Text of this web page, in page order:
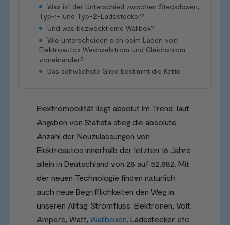
Was ist der Unterschied zwischen Steckdosen,
Typ-1- und Typ-2-Ladestecker?
Und was bezweckt eine Wallbox?
Wie unterscheiden sich beim Laden von
Elektroautos Wechselstrom und Gleichstrom
voneinander?
Das schwächste Glied bestimmt die Kette
Elektromobilität liegt absolut im Trend: laut
Angaben von Statista stieg die absolute
Anzahl der Neuzulassungen von
Elektroautos innerhalb der letzten 16 Jahre
allein in Deutschland von 28 auf 52.882. Mit
der neuen Technologie finden natürlich
auch neue Begrifflichkeiten den Weg in
unseren Alltag: Stromfluss, Elektronen, Volt,
Ampere, Watt, Wallboxen, Ladestecker etc.